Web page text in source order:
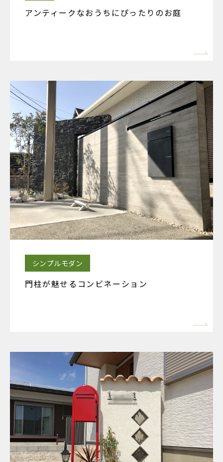
アンティークなおうちにぴったりのお庭
シンプルモダン
門柱が魅せるコンビネーション